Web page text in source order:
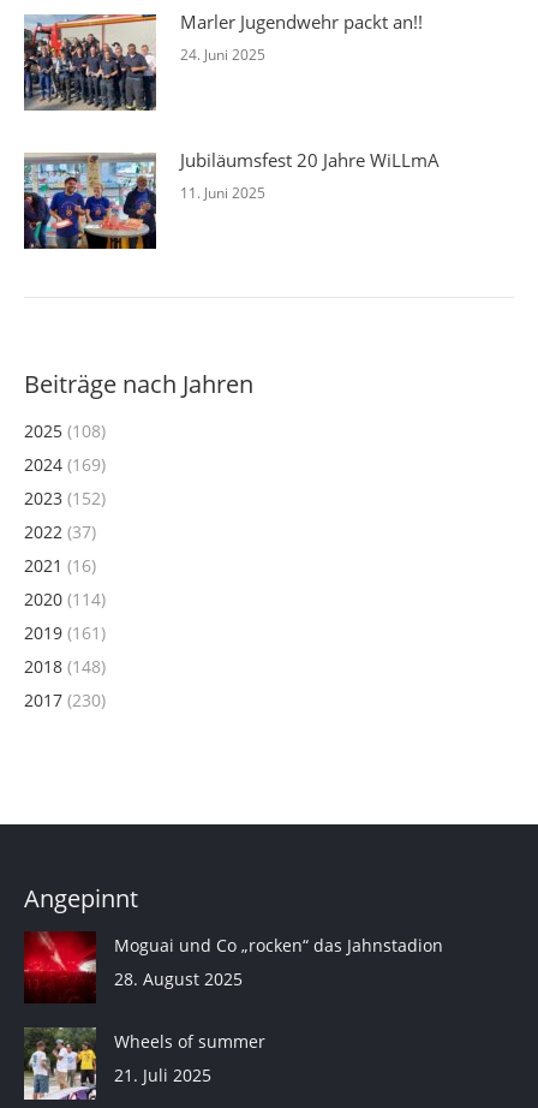
Marler Jugendwehr packt an!!
24. Juni 2025
Jubiläumsfest 20 Jahre WiLLmA
11. Juni 2025
Beiträge nach Jahren
2025 (108)
2024 (169)
2023 (152)
2022 (37)
2021 (16)
2020 (114)
2019 (161)
2018 (148)
2017 (230)
Angepinnt
Moguai und Co „rocken“ das Jahnstadion
28. August 2025
Wheels of summer
21. Juli 2025